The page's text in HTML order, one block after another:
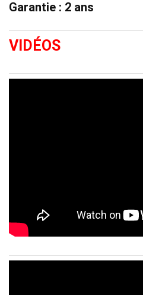
Garantie : 2 ans
VIDÉOS